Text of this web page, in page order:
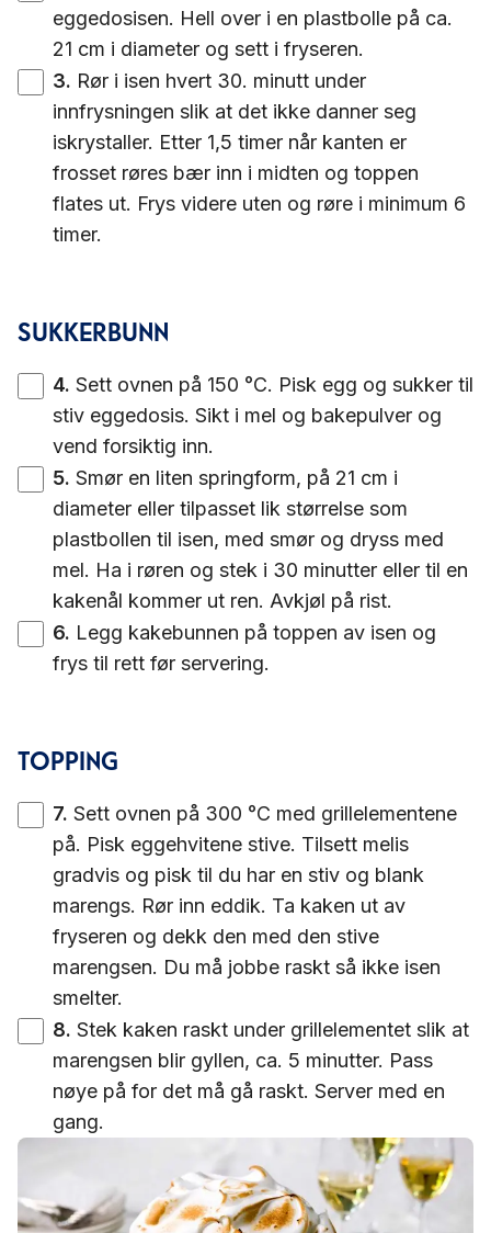
eggedosisen. Hell over i en plastbolle på ca.
21 cm i diameter og sett i fryseren.
3. Rør i isen hvert 30. minutt under
innfrysningen slik at det ikke danner seg
iskrystaller. Etter 1,5 timer når kanten er
frosset røres bær inn i midten og toppen
flates ut. Frys videre uten og røre i minimum 6
timer.
SUKKERBUNN
4. Sett ovnen på 150 °C. Pisk egg og sukker til
stiv eggedosis. Sikt i mel og bakepulver og
vend forsiktig inn.
5. Smør en liten springform, på 21 cm i
diameter eller tilpasset lik størrelse som
plastbollen til isen, med smør og dryss med
mel. Ha i røren og stek i 30 minutter eller til en
kakenål kommer ut ren. Avkjøl på rist.
6. Legg kakebunnen på toppen av isen og
frys til rett før servering.
TOPPING
7. Sett ovnen på 300 °C med grillelementene
på. Pisk eggehvitene stive. Tilsett melis
gradvis og pisk til du har en stiv og blank
marengs. Rør inn eddik. Ta kaken ut av
fryseren og dekk den med den stive
marengsen. Du må jobbe raskt så ikke isen
smelter.
8. Stek kaken raskt under grillelementet slik at
marengsen blir gyllen, ca. 5 minutter. Pass
nøye på for det må gå raskt. Server med en
gang.